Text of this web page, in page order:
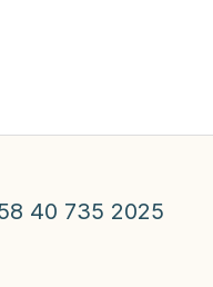
40 735 2025